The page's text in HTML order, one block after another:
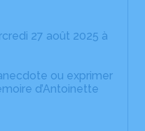
27 août 2025 à
ou exprimer
d’Antoinette